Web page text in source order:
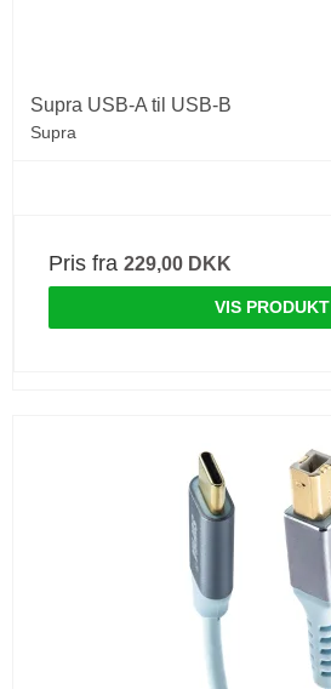
Supra USB-A til USB-B
Supra
Pris fra 229,00 DKK
VIS PRODUKT